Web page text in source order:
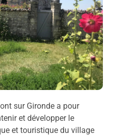
sur Gironde a pour
et développer le
et touristique du village